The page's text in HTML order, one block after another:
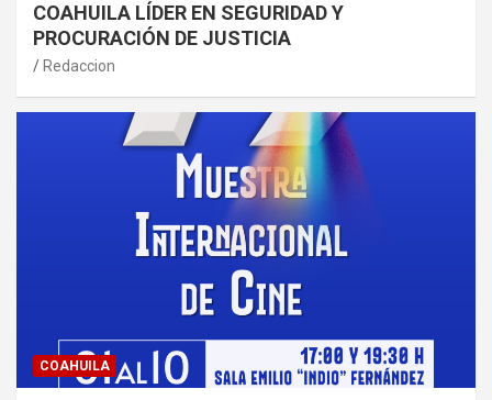
COAHUILA LÍDER EN SEGURIDAD Y
PROCURACIÓN DE JUSTICIA
Redaccion
COAHUILA